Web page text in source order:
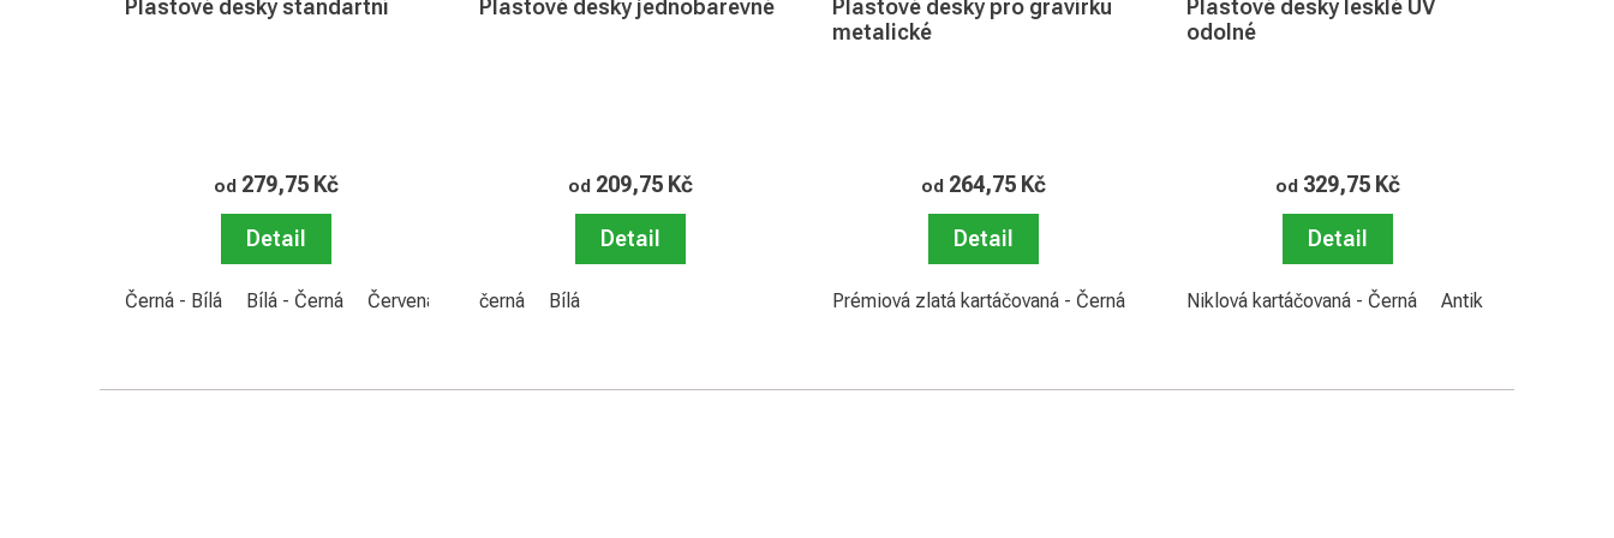
Plastové desky standartní
od 279,75 Kč
Detail
Černá - Bílá Bílá - Černá Červená - Bílá Modrá - Bílá Stříbrná matná - Černá Tmavězelená - Bílá Stříbrná kartáčovaná - Černá Zlatá kartáčovaná -
Plastové desky jednobarevné
od209,75 Kč
Detail
černá Bílá
Plastové desky pro gravírku
metalické
od 264,75 Kč
Detail
Prémiová zlatá kartáčovaná - Černá Prémiová stříbrná kartáčovaná matná- Černá
Plastové desky lesklé UV
odolné
od329,75 Kč
Detail
Niklová kartáčovaná - Černá Antik zlatá